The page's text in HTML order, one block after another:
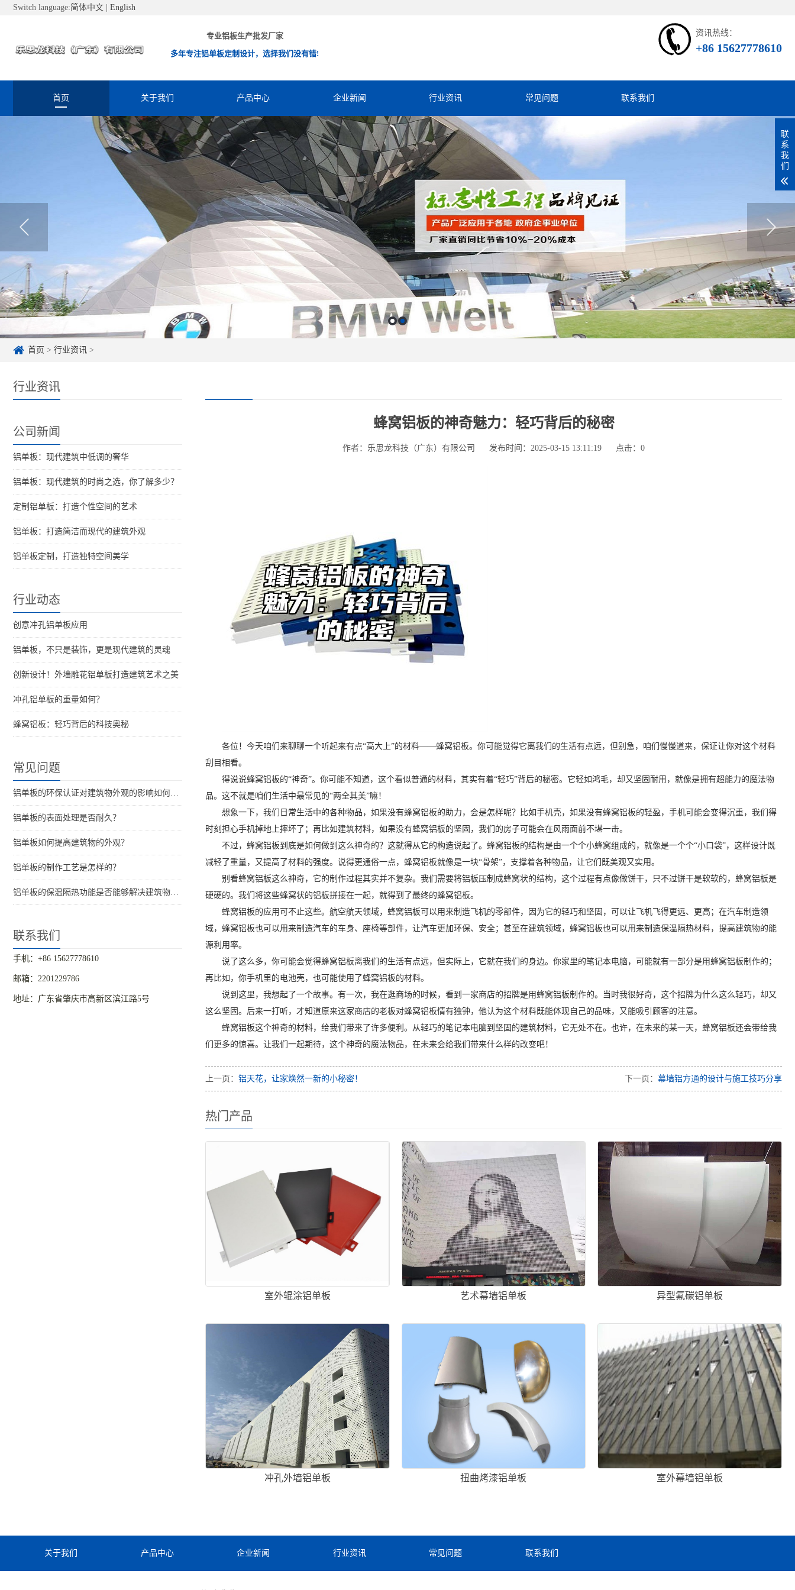
Switch language:简体中文 English
专业铝板生产批发厂家
多年专注铝单板定制设计，选择我们没有错!
资讯热线：
+86 15627778610
首页 关于我们 产品中心 企业新闻 行业资讯 常见问题 联系我们
首页 > 行业资讯 >
行业资讯
公司新闻
铝单板：现代建筑中低调的奢华
铝单板：现代建筑的时尚之选，你了解多少？
定制铝单板：打造个性空间的艺术
铝单板：打造简洁而现代的建筑外观
铝单板定制，打造独特空间美学
行业动态
创意冲孔铝单板应用
铝单板，不只是装饰，更是现代建筑的灵魂
创新设计！外墙雕花铝单板打造建筑艺术之美
冲孔铝单板的重量如何？
蜂窝铝板：轻巧背后的科技奥秘
常见问题
铝单板的环保认证对建筑物外观的影响如何评估？
铝单板的表面处理是否耐久？
铝单板如何提高建筑物的外观？
铝单板的制作工艺是怎样的？
铝单板的保温隔热功能是否能够解决建筑物的结构问题？
联系我们
手机：+86 15627778610
邮箱：2201229786
地址：广东省肇庆市高新区滨江路5号
蜂窝铝板的神奇魅力：轻巧背后的秘密
作者：乐思龙科技（广东）有限公司 发布时间：2025-03-15 13:11:19 点击： 0
各位！今天咱们来聊聊一个听起来有点“高大上”的材料——蜂窝铝板。你可能觉得它离我们的生活有点远，但别急，咱们慢慢道来，保证让你对这个材料
刮目相看。
得说说蜂窝铝板的“神奇”。你可能不知道，这个看似普通的材料，其实有着“轻巧”背后的秘密。它轻如鸿毛，却又坚固耐用，就像是拥有超能力的魔法物
品。这不就是咱们生活中最常见的“两全其美”嘛！
想象一下，我们日常生活中的各种物品，如果没有蜂窝铝板的助力，会是怎样呢？比如手机壳，如果没有蜂窝铝板的轻盈，手机可能会变得沉重，我们得
时刻担心手机掉地上摔坏了；再比如建筑材料，如果没有蜂窝铝板的坚固，我们的房子可能会在风雨面前不堪一击。
不过，蜂窝铝板到底是如何做到这么神奇的？这就得从它的构造说起了。蜂窝铝板的结构是由一个个小蜂窝组成的，就像是一个个“小口袋”，这样设计既
减轻了重量，又提高了材料的强度。说得更通俗一点，蜂窝铝板就像是一块“骨架”，支撑着各种物品，让它们既美观又实用。
别看蜂窝铝板这么神奇，它的制作过程其实并不复杂。我们需要将铝板压制成蜂窝状的结构，这个过程有点像做饼干，只不过饼干是软软的，蜂窝铝板是
硬硬的。我们将这些蜂窝状的铝板拼接在一起，就得到了最终的蜂窝铝板。
蜂窝铝板的应用可不止这些。航空航天领域，蜂窝铝板可以用来制造飞机的零部件，因为它的轻巧和坚固，可以让飞机飞得更远、更高；在汽车制造领
域，蜂窝铝板也可以用来制造汽车的车身、座椅等部件，让汽车更加环保、安全；甚至在建筑领域，蜂窝铝板也可以用来制造保温隔热材料，提高建筑物的能
源利用率。
说了这么多，你可能会觉得蜂窝铝板离我们的生活有点远，但实际上，它就在我们的身边。你家里的笔记本电脑，可能就有一部分是用蜂窝铝板制作的；
再比如，你手机里的电池壳，也可能使用了蜂窝铝板的材料。
说到这里，我想起了一个故事。有一次，我在逛商场的时候，看到一家商店的招牌是用蜂窝铝板制作的。当时我很好奇，这个招牌为什么这么轻巧，却又
这么坚固。后来一打听，才知道原来这家商店的老板对蜂窝铝板情有独钟，他认为这个材料既能体现自己的品味，又能吸引顾客的注意。
蜂窝铝板这个神奇的材料，给我们带来了许多便利。从轻巧的笔记本电脑到坚固的建筑材料，它无处不在。也许，在未来的某一天，蜂窝铝板还会带给我
们更多的惊喜。让我们一起期待，这个神奇的魔法物品，在未来会给我们带来什么样的改变吧！
上一页： 铝天花，让家焕然一新的小秘密！ 下一页： 幕墙铝方通的设计与施工技巧分享
热门产品
室外辊涂铝单板 艺术幕墙铝单板 异型氟碳铝单板
冲孔外墙铝单板 扭曲烤漆铝单板 室外幕墙铝单板
关于我们 产品中心 企业新闻 行业资讯 常见问题 联系我们
联
系
我
们